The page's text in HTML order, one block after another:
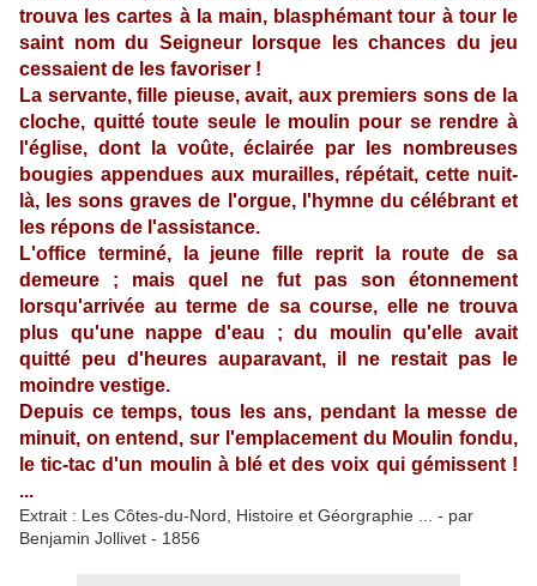
trouva les cartes à la main, blasphémant tour à tour le
saint nom du Seigneur lorsque les chances du jeu
cessaient de les favoriser !
La servante, fille pieuse, avait, aux premiers sons de la
cloche, quitté toute seule le moulin pour se rendre à
l'église, dont la voûte, éclairée par les nombreuses
bougies appendues aux murailles, répétait, cette nuit-
là, les sons graves de l'orgue, l'hymne du célébrant et
les répons de l'assistance.
L'office terminé, la jeune fille reprit la route de sa
demeure ; mais quel ne fut pas son étonnement
lorsqu'arrivée au terme de sa course, elle ne trouva
plus qu'une nappe d'eau ; du moulin qu'elle avait
quitté peu d'heures auparavant, il ne restait pas le
moindre vestige.
Depuis ce temps, tous les ans, pendant la messe de
minuit, on entend, sur l'emplacement du Moulin fondu,
le tic-tac d'un moulin à blé et des voix qui gémissent !
...
Extrait : Les Côtes-du-Nord, Histoire et Géorgraphie ... - par
Benjamin Jollivet - 1856